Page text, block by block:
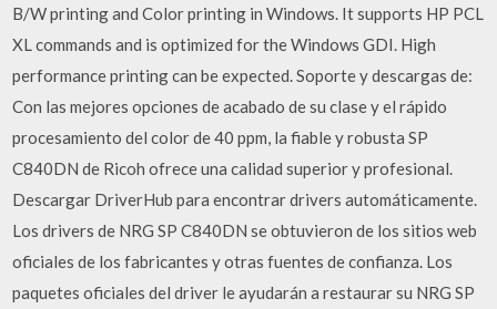
B/W printing and Color printing in Windows. It supports HP PCL
XL commands and is optimized for the Windows GDI. High
performance printing can be expected. Soporte y descargas de:
Con las mejores opciones de acabado de su clase y el rápido
procesamiento del color de 40 ppm, la fiable y robusta SP
C840DN de Ricoh ofrece una calidad superior y profesional.
Descargar DriverHub para encontrar drivers automáticamente.
Los drivers de NRG SP C840DN se obtuvieron de los sitios web
oficiales de los fabricantes y otras fuentes de confianza. Los
paquetes oficiales del driver le ayudarán a restaurar su NRG SP